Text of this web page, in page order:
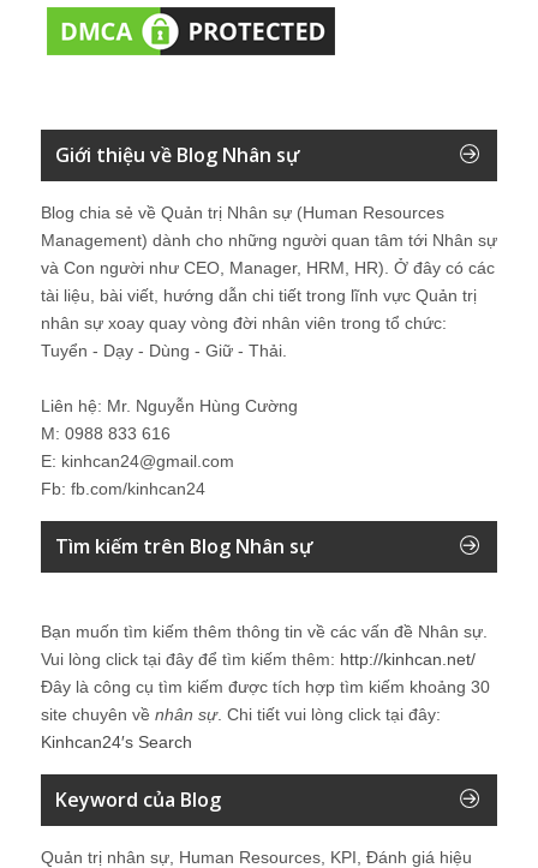
Giới thiệu về Blog Nhân sự
Blog chia sẻ về Quản trị Nhân sự (Human Resources
Management) dành cho những người quan tâm tới Nhân sự
và Con người như CEO, Manager, HRM, HR). Ở đây có các
tài liệu, bài viết, hướng dẫn chi tiết trong lĩnh vực Quản trị
nhân sự xoay quay vòng đời nhân viên trong tổ chức:
Tuyển - Dạy - Dùng - Giữ - Thải.
Liên hệ: Mr. Nguyễn Hùng Cường
M: 0988 833 616
E: kinhcan24@gmail.com
Fb: fb.com/kinhcan24
Tìm kiếm trên Blog Nhân sự
Bạn muốn tìm kiếm thêm thông tin về các vấn đề Nhân sự
Vui lòng click tại đây để tìm kiếm thêm: http://kinhcan.net/
Đây là công cụ tìm kiếm được tích hợp tìm kiếm khoảng 30
site chuyên về nhân sự. Chi tiết vui lòng click tại đây:
Kinhcan24′s Search
Keyword của Blog
Quản trị nhân sự, Human Resources, KPI, Đánh giá hiệu